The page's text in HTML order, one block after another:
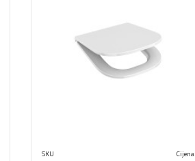
SKU
Cijena